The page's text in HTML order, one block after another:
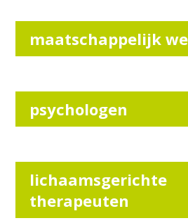
maatschappelijk
psychologen
lichaamsgerichte
therapeuten